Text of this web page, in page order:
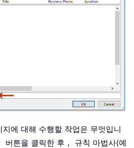
에 대해 수행할 작업은 무엇입니
버튼을 클릭한 후， 규칙 마법사(예